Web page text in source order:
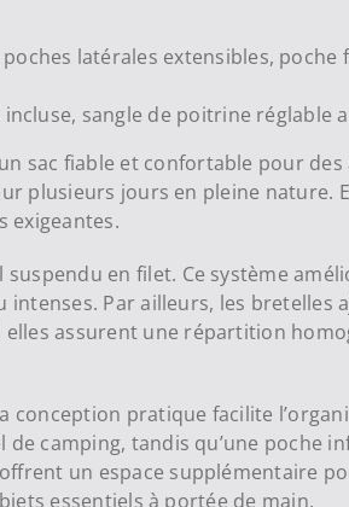
latérales extensibles, poche
sangle de poitrine réglable
sac fiable et confortable pour des
plusieurs jours en pleine nature.
exigeantes.
en filet. Ce système
Par ailleurs, les bretelles
assurent une répartition
conception pratique facilite
camping, tandis qu’une poche
un espace supplémentaire
essentiels à portée de main.